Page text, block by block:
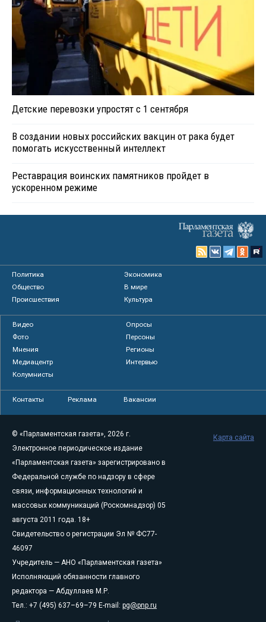
Детские перевозки упростят с 1 сентября
В создании новых российских вакцин от рака будет
помогать искусственный интеллект
Реставрация воинских памятников пройдет в
ускоренном режиме
Политика
Экономика
Общество
В мире
Происшествия
Культура
Видео
Опросы
Фото
Персоны
Мнения
Регионы
Медиацентр
Интервью
Колумнисты
Контакты Реклама Вакансии
© «Парламентская газета», 2026 г.
Электронное периодическое издание
«Парламентская газета» зарегистрировано в
Федеральной службе по надзору в сфере
связи, информационных технологий и
массовых коммуникаций (Роскомнадзор) 05
августа 2011 года. 18+
Свидетельство о регистрации Эл № ФС77-
46097
Учредитель — АНО «Парламентская газета»
Исполняющий обязанности главного
редактора — Абдуллаев М.Р.
Тел.: +7 (495) 637–69–79 E-mail: pg@pnp.ru
Карта сайта